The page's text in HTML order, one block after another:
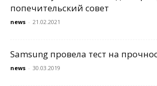
попечительский совет
news - 21.02.2021
Samsung провела тест на
news - 30.03.2019